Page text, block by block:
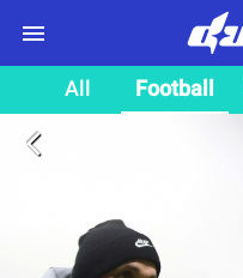
All Football
arrow_back_ios